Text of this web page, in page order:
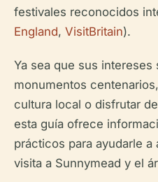
festivales reconocidos
England, VisitBritain).
Ya sea que sus
monumentos
cultura local o disfrutar
esta guía ofrece
prácticos para ayudarle
visita a Sunnymead y el